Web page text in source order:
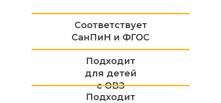
Соответствует
СанПиН и ФГОС
Подходит
для детей
с ОВЗ
Подходит